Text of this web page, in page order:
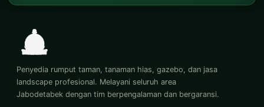
Penyedia rumput taman, tanaman hias, gazebo, dan jasa
landscape profesional. Melayani seluruh area
Jabodetabek dengan tim berpengalaman dan bergaransi.